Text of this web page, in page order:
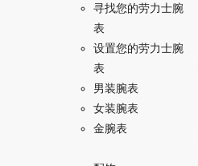
寻找您的劳力士腕
表
设置您的劳力士腕
表
男装腕表
女装腕表
金腕表